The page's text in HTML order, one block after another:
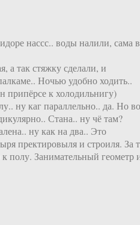
нассс.. воды налили, сама в
а так стяжку сделали, и
Ночью удобно ходить..
припёрсе к холодильнигу)
ну каг параллельно.. да. Но
Стана.. ну чё там?
ну как на два.. Это
пректировыля и строиля. За
полу. Занимательный геометр